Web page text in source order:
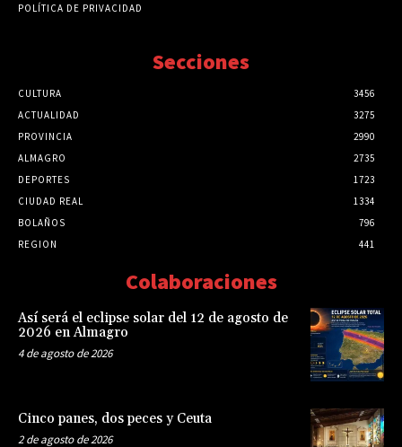
POLÍTICA DE PRIVACIDAD
Secciones
CULTURA
3456
ACTUALIDAD
3275
PROVINCIA
2990
ALMAGRO
2735
DEPORTES
1723
CIUDAD REAL
1334
BOLAÑOS
796
REGION
441
Colaboraciones
Así será el eclipse solar del 12 de agosto de
2026 en Almagro
4 de agosto de 2026
Cinco panes, dos peces y Ceuta
2 de agosto de 2026